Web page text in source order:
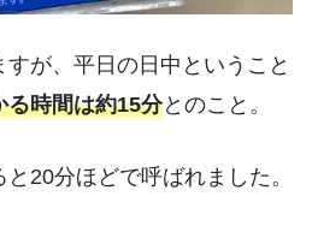
が、平日の日中ということ
る時間は約15分とのこと。
20分ほどで呼ばれました。